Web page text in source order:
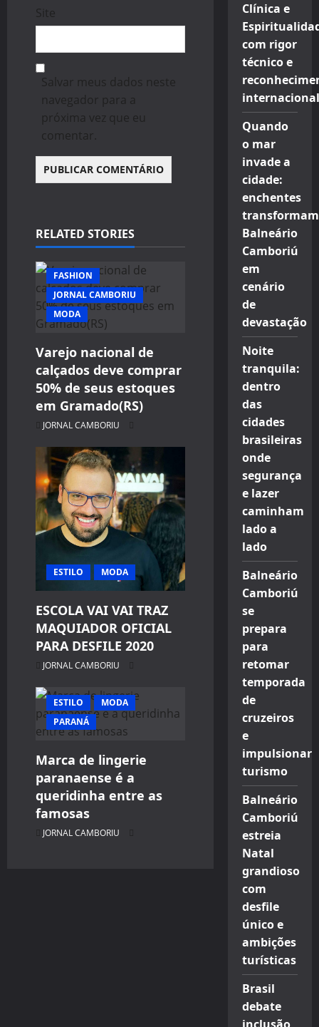
Site
Salvar meus dados neste
navegador para a
próxima vez que eu
comentar.
RELATED STORIES
FASHION
JORNAL CAMBORIU
MODA
Varejo nacional de
calçados deve comprar
50% de seus estoques
em Gramado(RS)
JORNAL CAMBORIU
ESTILO MODA
ESCOLA VAI VAI TRAZ
MAQUIADOR OFICIAL
PARA DESFILE 2020
JORNAL CAMBORIU
ESTILO
MODA
PARANÁ
Marca de lingerie
paranaense é a
queridinha entre as
famosas
JORNAL CAMBORIU
Clínica e
com rigor
técnico e
internacional
Quando
o mar
invade a
cidade:
enchentes
transformam
Balneário
Camboriú
em
cenário
de
devastação
Noite
tranquila:
dentro
das
cidades
brasileiras
onde
segurança
e lazer
caminham
lado a
lado
Balneário
Camboriú
se
prepara
para
retomar
temporada
de
cruzeiros
e
impulsionar
turismo
Balneário
Camboriú
estreia
Natal
grandioso
com
desfile
único e
ambições
turísticas
Brasil
debate